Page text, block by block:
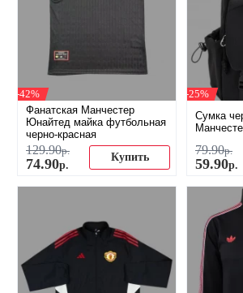
-42%
Фанатская Манчестер
Юнайтед майка футбольная
черно-красная
129.90р.
74.90р.
Купить
-25%
Сумка
79.90р.
59.90р.